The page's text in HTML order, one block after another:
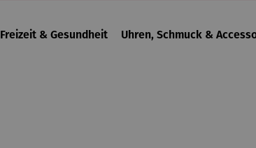
Freizeit & Gesundheit Uhren, Schmuck &